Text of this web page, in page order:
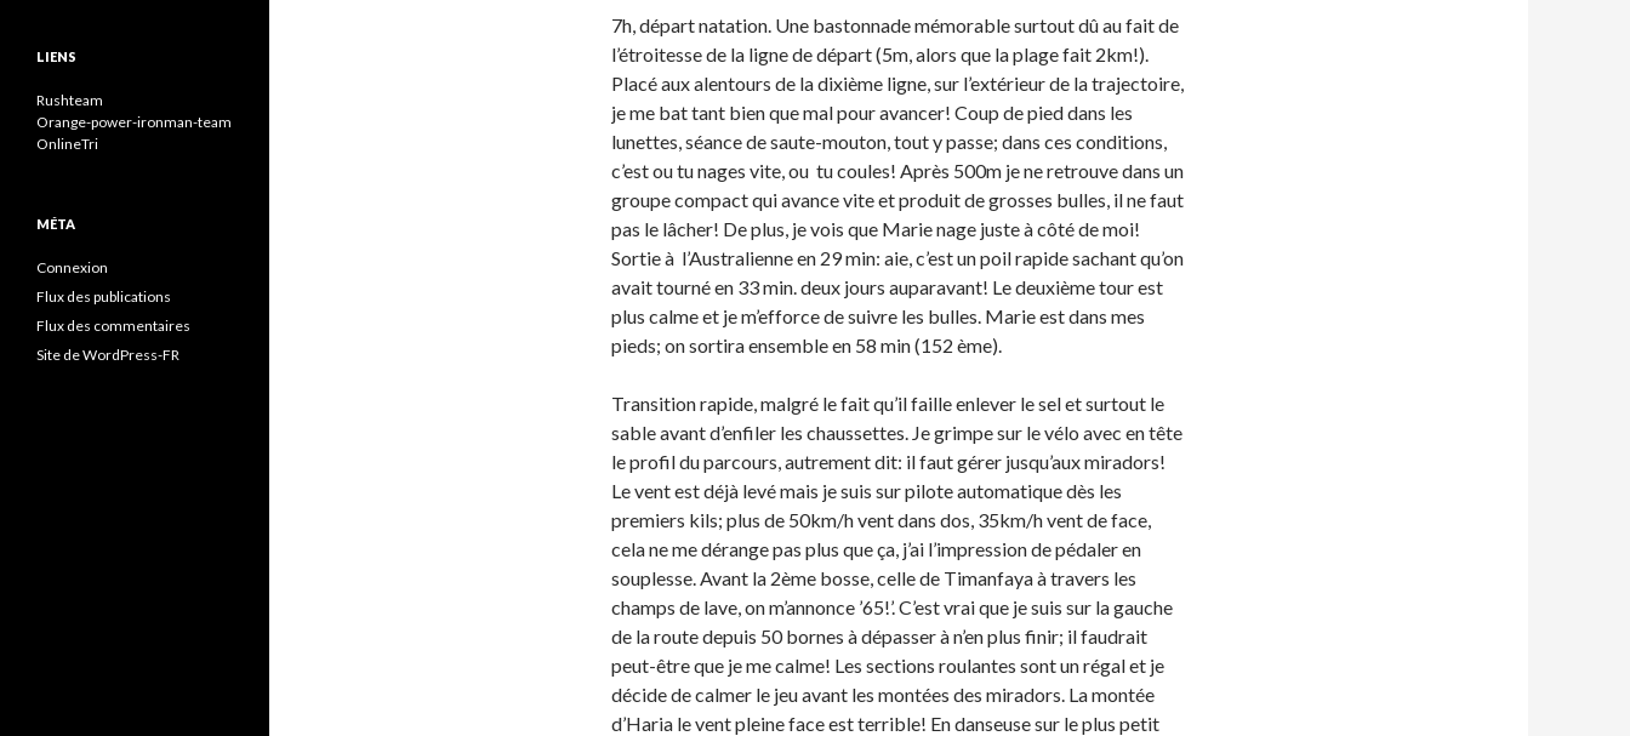
7h, départ natation. Une bastonnade mémorable surtout dû au fait de
l’étroitesse de la ligne de départ (5m, alors que la plage fait 2km!).
Placé aux alentours de la dixième ligne, sur l’extérieur de la trajectoire,
je me bat tant bien que mal pour avancer! Coup de pied dans les
lunettes, séance de saute-mouton, tout y passe; dans ces conditions,
c’est ou tu nages vite, ou tu coules! Après 500m je ne retrouve dans un
groupe compact qui avance vite et produit de grosses bulles, il ne faut
pas le lâcher! De plus, je vois que Marie nage juste à côté de moi!
Sortie à l’Australienne en 29 min: aie, c’est un poil rapide sachant qu’on
avait tourné en 33 min. deux jours auparavant! Le deuxième tour est
plus calme et je m’efforce de suivre les bulles. Marie est dans mes
pieds; on sortira ensemble en 58 min (152 ème).
Transition rapide, malgré le fait qu’il faille enlever le sel et surtout le
sable avant d’enfiler les chaussettes. Je grimpe sur le vélo avec en tête
le profil du parcours, autrement dit: il faut gérer jusqu’aux miradors!
Le vent est déjà levé mais je suis sur pilote automatique dès les
premiers kils; plus de 50km/h vent dans dos, 35km/h vent de face,
cela ne me dérange pas plus que ça, j’ai l’impression de pédaler en
souplesse. Avant la 2ème bosse, celle de Timanfaya à travers les
champs de lave, on m’annonce ’65!’. C’est vrai que je suis sur la gauche
de la route depuis 50 bornes à dépasser à n’en plus finir; il faudrait
peut-être que je me calme! Les sections roulantes sont un régal et je
décide de calmer le jeu avant les montées des miradors. La montée
d’Haria le vent pleine face est terrible! En danseuse sur le plus petit
LIENS
Rushteam
Orange-power-ironman-team
OnlineTri
MÉTA
Connexion
Flux des publications
Flux des commentaires
Site de WordPress-FR